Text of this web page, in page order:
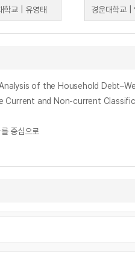
학교 | 유영태
경운대학교 |
An Analysis of the Household
The Current and Non-current
중심으로